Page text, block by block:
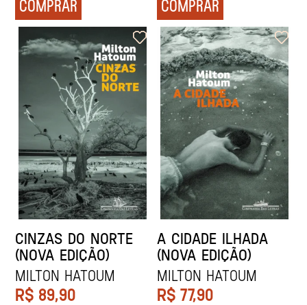
COMPRAR
COMPRAR
CINZAS DO NORTE
(NOVA EDIÇÃO)
MILTON HATOUM
R$ 89,90
A CIDADE ILHADA
(NOVA EDIÇÃO)
MILTON HATOUM
R$ 77,90